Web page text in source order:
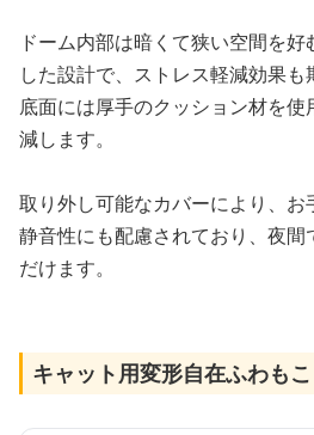
ドーム内部は暗くて狭い空間を
した設計で、ストレス軽減効果も
底面には厚手のクッション材を
減します。
取り外し可能なカバーにより、お
静音性にも配慮されており、夜間
だけます。
キャット用変形自在ふわも